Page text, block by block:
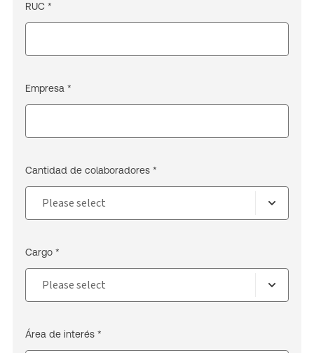
RUC *
Empresa *
Cantidad de colaboradores *
Cargo *
Área de interés *